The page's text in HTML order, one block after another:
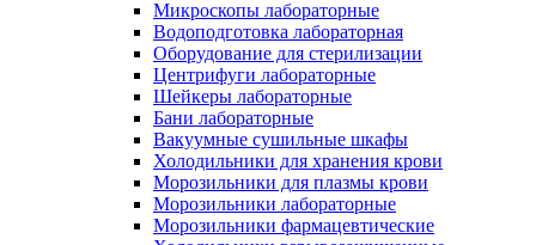
Микроскопы лабораторные
Водоподготовка лабораторная
Оборудование для стерилизации
Центрифуги лабораторные
Шейкеры лабораторные
Бани лабораторные
Вакуумные сушильные шкафы
Холодильники для хранения крови
Морозильники для плазмы крови
Морозильники лабораторные
Морозильники фармацевтические